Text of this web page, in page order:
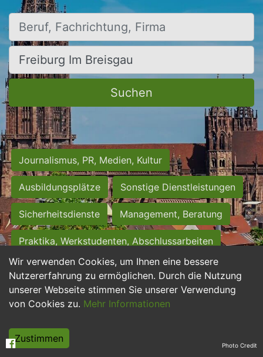
Wir verwenden Cookies, um Ihnen eine bessere
Nutzererfahrung zu ermöglichen. Durch die Nutzung
unserer Webseite stimmen Sie unserer Verwendung
von Cookies zu. Mehr Informationen
Zustimmen
Beruf, Fachrichtung, Firma
Ort, Stadt
Suchen
Journalismus, PR, Medien, Kultur
Ausbildungsplätze Sonstige Dienstleistungen
Sicherheitsdienste Management, Beratung
Praktika, Werkstudenten, Abschlussarbeiten
Personalwesen Assistenz, Sekretariat
Hilfskräfte, Aushilfs- und Nebenjobs
Weiterbildung, Studium, duale Ausbildung Photo Credit